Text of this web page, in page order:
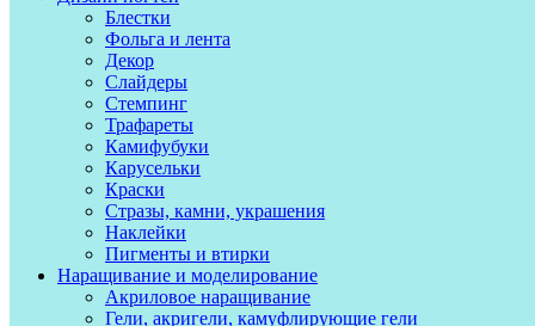
Блестки
Фольга и лента
Декор
Слайдеры
Стемпинг
Трафареты
Камифубуки
Карусельки
Краски
Стразы, камни, украшения
Наклейки
Пигменты и втирки
Наращивание и моделирование
Акриловое наращивание
Гели, акригели, камуфлирующие гели